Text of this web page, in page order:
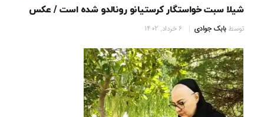
شیلا سبت خواستگار کرستیانو رونالدو شده است / عکس
توسطبابک جوادی 6 خرداد, 1402